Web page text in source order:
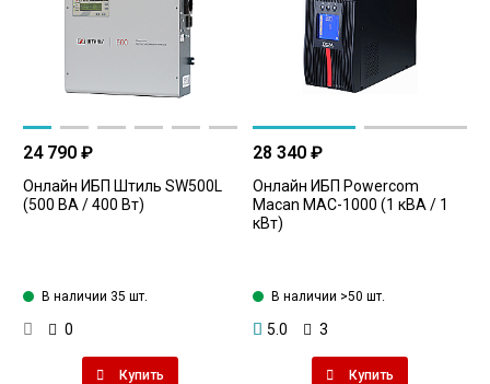
24 790 ₽
Онлайн ИБП Штиль SW500L
(500 ВА / 400 Вт)
В наличии 35 шт.
0
Купить
28 340 ₽
Онлайн ИБП Powercom
Macan MAC-1000 (1 кВА / 1
кВт)
В наличии >50 шт.
5.0 3
Купить